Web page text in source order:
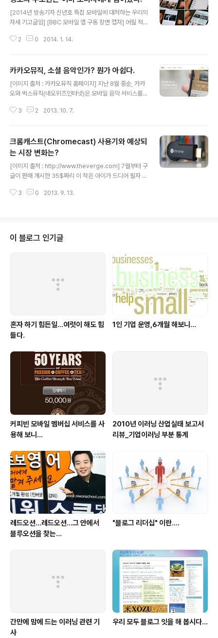
의 합병설이었는데 실제 이루어졌다. 공시자료를 보아하니
회계법인 실사와 평가 등은 이미 4월 이전 부터 이루어져
었느니 다음이 카카오를 먹었느니 다음카카오 이름이 구리
[2014년 방송기자 신년호 특집 모바일에 대처하는 우리의
자세 기고글임] [BBC 모바일 앱 구동 장면 캡쳐] 어릴 적
V 프로그램은 뉴스였다. 신문은 아침, 저녁 배달되고 나면
슈가 되어 온종일 이야기를 나눴던 기억이 난다. 오랜 시간
이 지난 지금 방송뉴스는 TV뿐 아니라 웹을 통해 PC에서
도, 스마트폰이라는 개인화된 모바일 디바이스에서도 언제
러한 변화가 방송사 입장에서는 기회가 될까, 위기가 될까?
2 0 2014. 1. 14.
카카오뮤직, 소셜 음악인가? 뭔가 아쉽다.
[이미지 출처 : 카카오뮤직 홈페이지] 지난 8월 중순, 카카
오와 벅스뮤직(네오위즈인터넷)은 모바일 음악 서비스를
오스토리를 기반으로하는 소셜 음악 유통 플랫폼을 만들려
하지는 않았다. ㅠㅠ) 그리고 9월 25일 '카카오뮤직(htt
p://www.kakao.com/music/) 이란 서비스가 오픈이
되었는데... 반응이 영 시원치 않아 필자는 사용하지 않다가
한 번 테스트 삼아 써보기로 했다.사용 전 대충 훑어 봤는데
새로은 서비스에 대한 트라우마가 있을 수도 있겠다라는
3 2 2013. 10. 7.
크롬캐스트(Chromecast) 사용기와 예상되
는 시장 변화는?
[이미지 출처 : http://www.theverge.com] 7월부터 구
글이 판매 개시한 35$짜리 이 작은 아이가 드디어 필자 손
연결해 주는 지 직접 한 번 해보고 싶어 지인을 통해서 미국
한다. 필자도 많이 참조한 포스트이다. * 크롬캐스트 연결
방법 : http://sevensign.tistory.com/951* 크롬캐스
트앱 다운로드 : http://www.apkmaza.com/2013/0
7/chromecast-111.html* 크롬캐스트 설치하기 : http
3 0 2013. 9. 13.
이 블로그 인기글
혼자 하기 힘든일…여럿이 해도 힘
들다.
1인 기업 운영,6개월 해보니...
커피빈 모바일 멤버십 서비스를 사
용해 보니...
2010년 이러닝 산업실태 보고서
리뷰_기업이러닝 부분 통계
레드오션...레드오션...그 안에서
블루오션을 찾는...
"블로그 리더십" 이란....
간만에 맘에 드는 이러닝 관련 기
사
우리 모두 블로그 잇을 해 봅시다...